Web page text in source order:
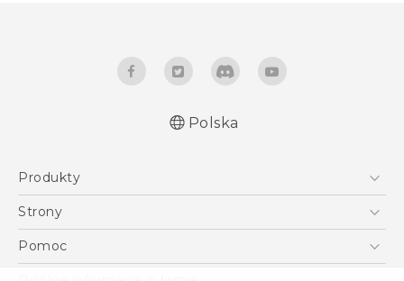
Quick start guide
Polska
Produkty
Smartfony
VIVE
Strony
HTC Vive
Pomoc